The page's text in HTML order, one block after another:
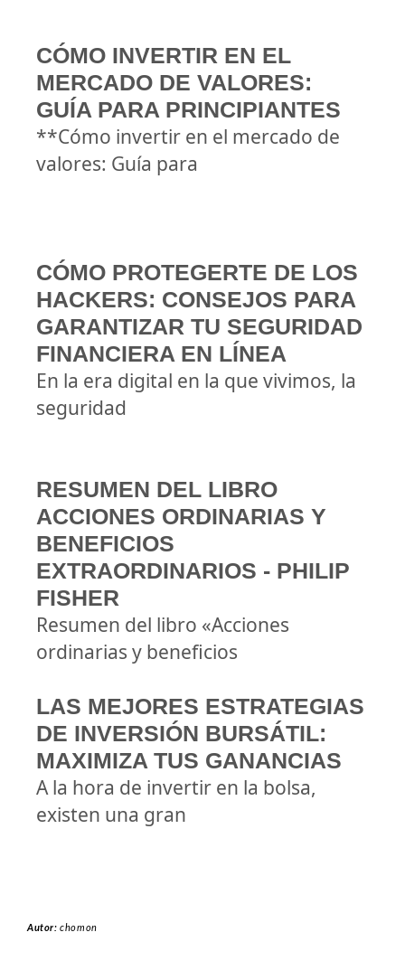
CÓMO INVERTIR EN EL
MERCADO DE VALORES:
GUÍA PARA PRINCIPIANTES
**Cómo invertir en el mercado de
valores: Guía para
CÓMO PROTEGERTE DE LOS
HACKERS: CONSEJOS PARA
GARANTIZAR TU SEGURIDAD
FINANCIERA EN LÍNEA
En la era digital en la que vivimos, la
seguridad
RESUMEN DEL LIBRO
ACCIONES ORDINARIAS Y
BENEFICIOS
EXTRAORDINARIOS - PHILIP
FISHER
Resumen del libro «Acciones
ordinarias y beneficios
LAS MEJORES ESTRATEGIAS
DE INVERSIÓN BURSÁTIL:
MAXIMIZA TUS GANANCIAS
A la hora de invertir en la bolsa,
existen una gran
Autor:chomon